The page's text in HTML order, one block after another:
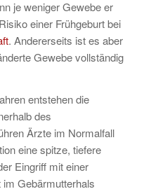
je weniger Gewebe er
einer Frühgeburt bei
. Andererseits ist es aber
Gewebe vollständig
entstehen die
des
Ärzte im Normalfall
eine spitze, tiefere
Eingriff mit einer
Gebärmutterhals